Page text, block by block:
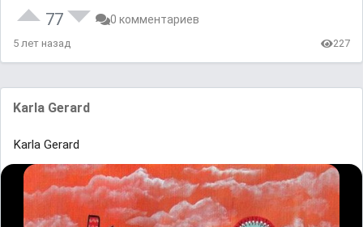
77 0 комментариев
5 лет назад 227
Karla Gerard
Karla Gerard